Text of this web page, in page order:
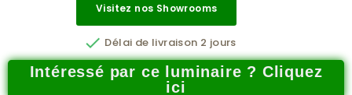
Visitez nos Showrooms
 Délai de livraison 2 jours
Intéressé par ce luminaire ? Cliquez
ici